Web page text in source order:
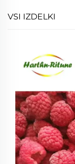
VSI IZDELKI